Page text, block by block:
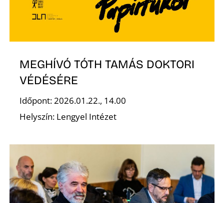
MEGHÍVÓ TÓTH TAMÁS DOKTORI
VÉDÉSÉRE
Időpont: 2026.01.22., 14.00
Helyszín: Lengyel Intézet